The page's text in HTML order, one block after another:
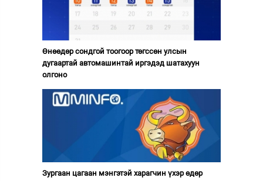
Өнөөдөр сондгой тоогоор төгссөн улсын
дугаартай автомашинтай иргэдэд шатахуун
олгоно
Зургаан цагаан мэнгэтэй харагчин үхэр өдөр